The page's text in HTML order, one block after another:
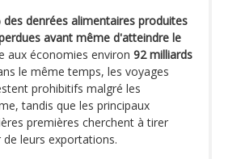
des denrées alimentaires produites
avant même d'atteindre le
aux économies environ 92 milliards
le même temps, les voyages
prohibitifs malgré les
tandis que les principaux
premières cherchent à tirer
leurs exportations.